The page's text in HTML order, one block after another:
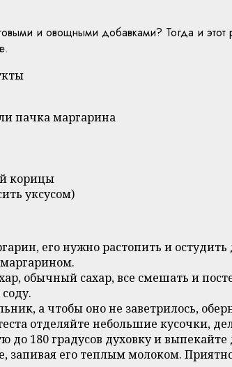
и овощными добавками? Тогда и этот
пачка маргарина
корицы
уксусом)
его нужно растопить и
обычный сахар, все смешать и
а чтобы оно не заветрилось,
отделяйте небольшие кусочки,
до 180 градусов духовку и выпекайте
запивая его теплым молоком.